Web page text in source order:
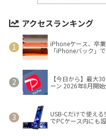
アクセスランキング
iPhoneケース、卒
「iPhoneバック」
【今日から】最大
ーン 2026年8月開
USB-Cだけで使え
でPCケース内にも